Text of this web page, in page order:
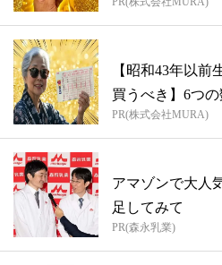
【昭和43年以
買うべき】6つ
方...
PR(株式会社MURA)
アマゾンで大人
足してみて
PR(森永乳業)